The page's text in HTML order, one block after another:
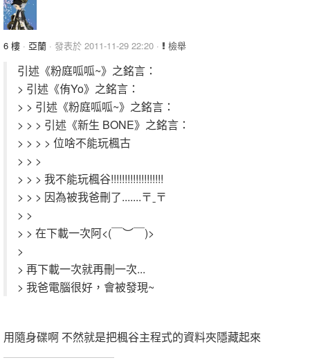
6 樓 · 亞蘭 · 發表於 2011-11-29 22:20 · 檢舉
引述《粉庭呱呱~》之銘言：
> 引述《侑Yo》之銘言：
> > 引述《粉庭呱呱~》之銘言：
> > > 引述《新生 BONE》之銘言：
> > > > 位啥不能玩楓古
> > >
> > > 我不能玩楓谷!!!!!!!!!!!!!!!!!!!
> > > 因為被我爸刪了.......〒ˍ〒
> >
> > 在下載一次阿<(￣︶￣)>
>
> 再下載一次就再刪一次...
> 我爸電腦很好，會被發現~
用隨身碟啊 不然就是把楓谷主程式的資料夾隱藏起來